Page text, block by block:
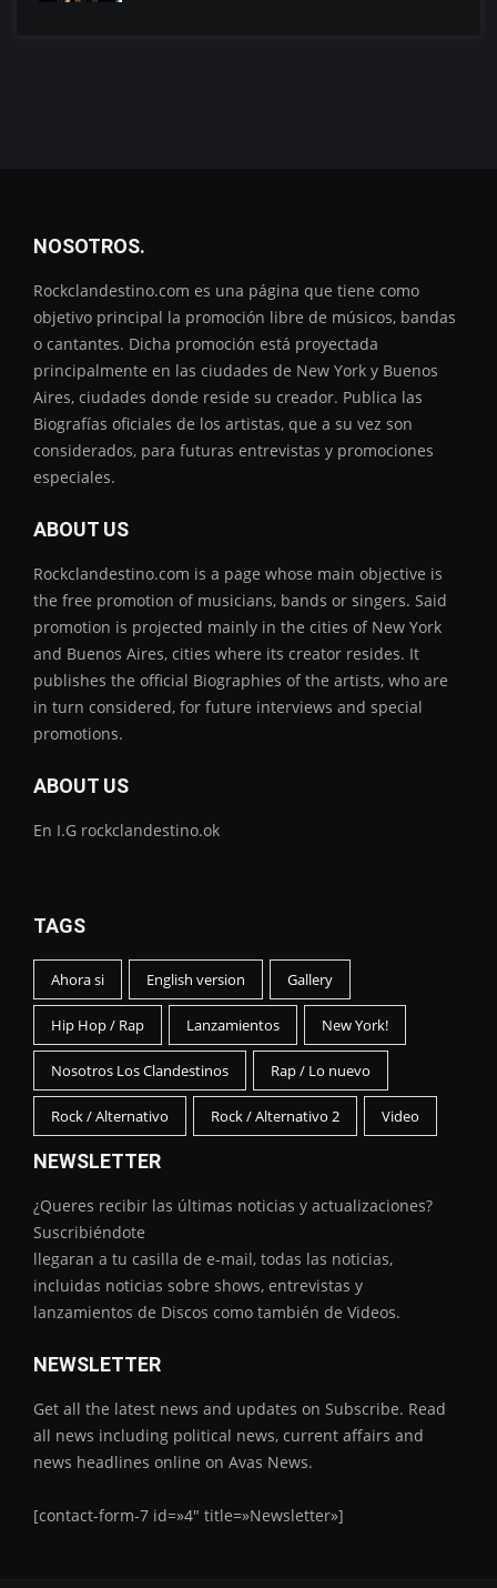
NOSOTROS.
Rockclandestino.com es una página que tiene como
objetivo principal la promoción libre de músicos, bandas
o cantantes. Dicha promoción está proyectada
principalmente en las ciudades de New York y Buenos
Aires, ciudades donde reside su creador. Publica las
Biografías oficiales de los artistas, que a su vez son
considerados, para futuras entrevistas y promociones
especiales.
ABOUT US
Rockclandestino.com is a page whose main objective is
the free promotion of musicians, bands or singers. Said
promotion is projected mainly in the cities of New York
and Buenos Aires, cities where its creator resides. It
publishes the official Biographies of the artists, who are
in turn considered, for future interviews and special
promotions.
ABOUT US
En I.G rockclandestino.ok
TAGS
Ahora si English version Gallery
Hip Hop / Rap Lanzamientos New York!
Nosotros Los Clandestinos Rap / Lo nuevo
Rock / Alternativo Rock / Alternativo 2 Video
NEWSLETTER
¿Queres recibir las últimas noticias y actualizaciones?
Suscribiéndote
llegaran a tu casilla de e-mail, todas las noticias,
incluidas noticias sobre shows, entrevistas y
lanzamientos de Discos como también de Videos.
NEWSLETTER
Get all the latest news and updates on Subscribe. Read
all news including political news, current affairs and
news headlines online on Avas News.
[contact-form-7 id=»4″ title=»Newsletter»]